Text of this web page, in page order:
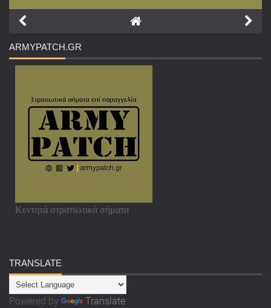
ARMYPATCH.GR
Κεντητά στρατιωτικά σήματα
TRANSLATE
Powered by Translate